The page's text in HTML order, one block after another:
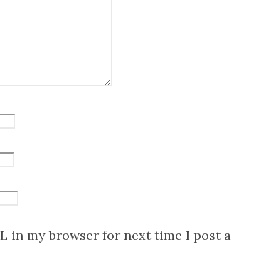
in my browser for next time I post a